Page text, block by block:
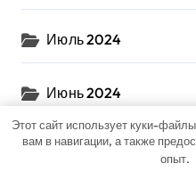
Июль 2024
Июнь 2024
Май 2024
Этот сайт использует куки-
вам в навигации, а также
опыт.